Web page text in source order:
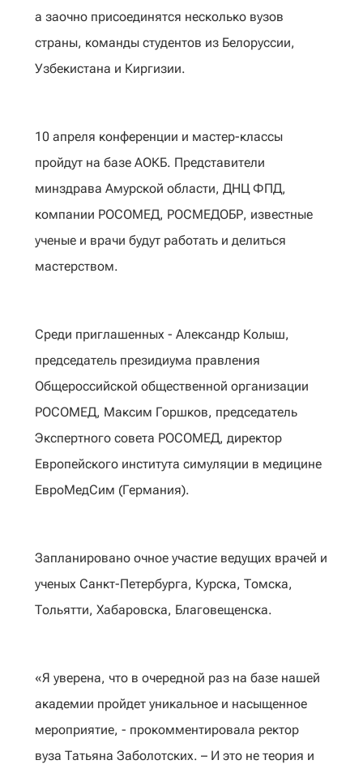
а заочно присоединятся несколько вузов
страны, команды студентов из Белоруссии,
Узбекистана и Киргизии.
10 апреля конференции и мастер-классы
пройдут на базе АОКБ. Представители
минздрава Амурской области, ДНЦ ФПД,
компании РОСОМЕД, РОСМЕДОБР, известные
ученые и врачи будут работать и делиться
мастерством.
Среди приглашенных - Александр Колыш,
председатель президиума правления
Общероссийской общественной организации
РОСОМЕД, Максим Горшков, председатель
Экспертного совета РОСОМЕД, директор
Европейского института симуляции в медицине
ЕвроМедСим (Германия).
Запланировано очное участие ведущих врачей и
ученых Санкт-Петербурга, Курска, Томска,
Тольятти, Хабаровска, Благовещенска.
«Я уверена, что в очередной раз на базе нашей
академии пройдет уникальное и насыщенное
мероприятие, - прокомментировала ректор
вуза Татьяна Заболотских. – И это не теория и